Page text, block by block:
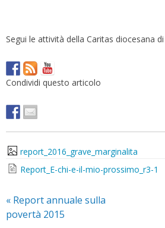
Segui le attività della Caritas diocesana
Condividi questo articolo
report_2016_grave_marginalita
Report_E-chi-e-il-mio-prossimo_r3-1
« Report annuale sulla
povertà 2015